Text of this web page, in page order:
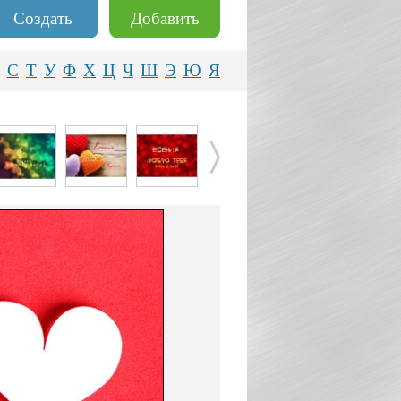
Добавить
Создать
С Т У Ф Х Ц Ч Ш Э Ю Я